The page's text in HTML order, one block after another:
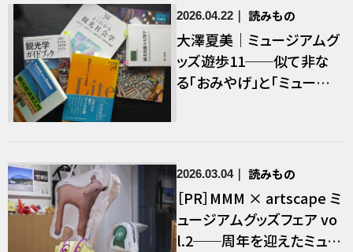
2026.04.22 読みもの
大澤夏美｜ミュージアムグ
ッズ遊歩11──似て非な
る「おみやげ」と「ミュージ
2026.03.04 読みもの
［PR］MMM × artscape ミ
ュージアムグッズフェア vo
l.2──周年を迎えたミュー